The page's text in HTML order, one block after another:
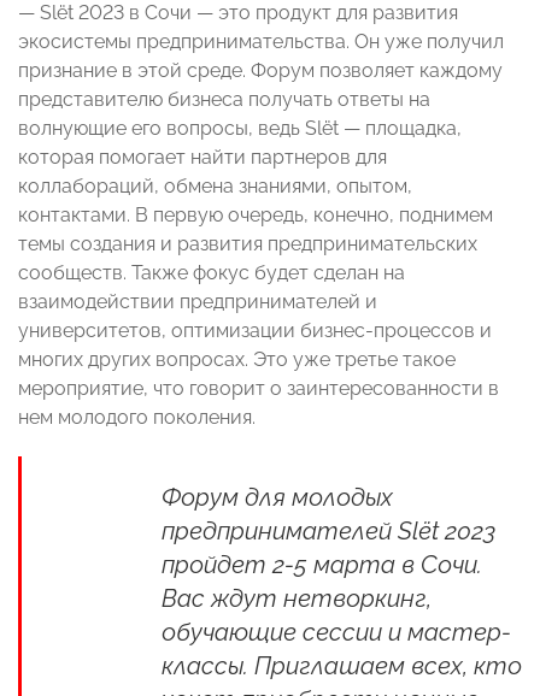
— Slёt 2023 в Сочи — это продукт для развития
экосистемы предпринимательства. Он уже получил
признание в этой среде. Форум позволяет каждому
представителю бизнеса получать ответы на
волнующие его вопросы, ведь Slёt — площадка,
которая помогает найти партнеров для
коллабораций, обмена знаниями, опытом,
контактами. В первую очередь, конечно, поднимем
темы создания и развития предпринимательских
сообществ. Также фокус будет сделан на
взаимодействии предпринимателей и
университетов, оптимизации бизнес-процессов и
многих других вопросах. Это уже третье такое
мероприятие, что говорит о заинтересованности в
нем молодого поколения.
Форум для молодых
предпринимателей Slёt 2023
пройдет 2-5 марта в Сочи.
Вас ждут нетворкинг,
обучающие сессии и мастер-
классы. Приглашаем всех, кто